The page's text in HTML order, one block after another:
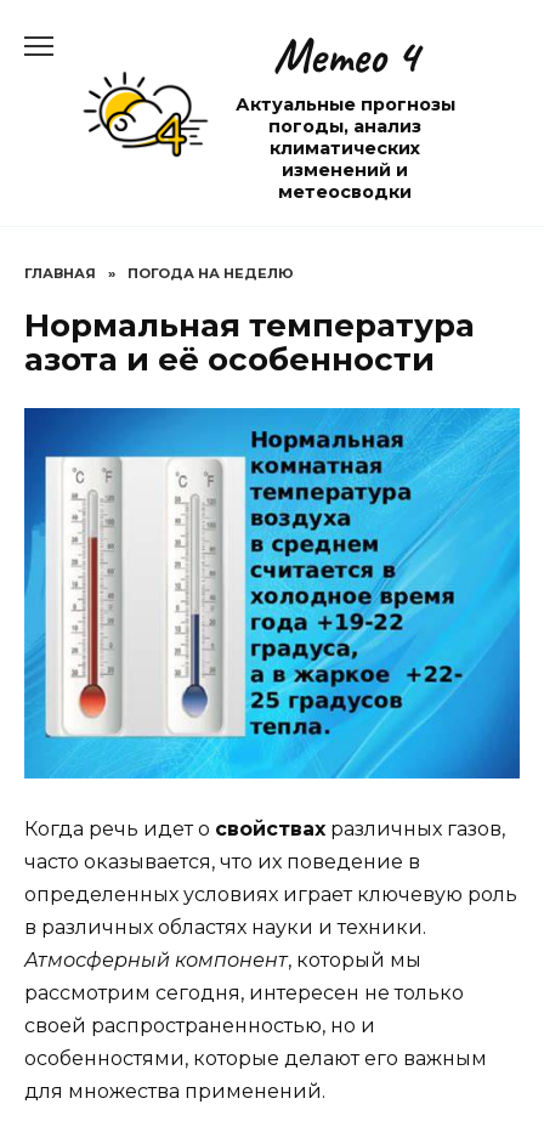
содержанию
Метео 4
Актуальные прогнозы
погоды, анализ
климатических
изменений и
метеосводки
ГЛАВНАЯ » ПОГОДА НА НЕДЕЛЮ
Нормальная температура
азота и её особенности
Когда речь идет о свойствах различных газов,
часто оказывается, что их поведение в
определенных условиях играет ключевую роль
в различных областях науки и техники.
Атмосферный компонент, который мы
рассмотрим сегодня, интересен не только
своей распространенностью, но и
особенностями, которые делают его важным
для множества применений.